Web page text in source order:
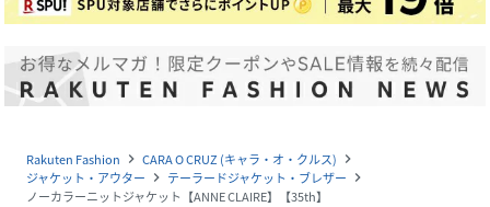
Rakuten Fashion navigate_next CARA O CRUZ (キャラ・オ・クルス) navigate_next
ジャケット・アウター navigate_next テーラードジャケット・ブレザー navigate_next
ノーカラーニットジャケット【ANNE CLAIRE】【35th】